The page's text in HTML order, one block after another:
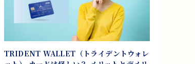
TRIDENT WALLET（トライデントウォレ